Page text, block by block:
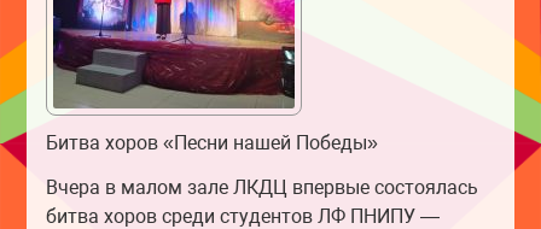
Битва хоров «Песни нашей Победы»
Вчера в малом зале ЛКДЦ впервые состоялась
битва хоров среди студентов ЛФ ПНИПУ —